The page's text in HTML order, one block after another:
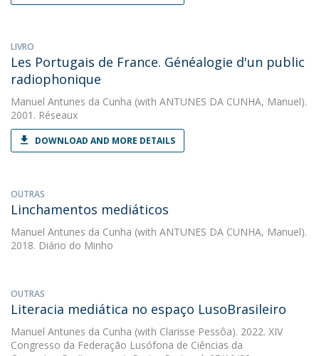
LIVRO
Les Portugais de France. Généalogie d'un public
radiophonique
Manuel Antunes da Cunha (with ANTUNES DA CUNHA, Manuel).
2001. Réseaux
DOWNLOAD AND MORE DETAILS
OUTRAS
Linchamentos mediáticos
Manuel Antunes da Cunha (with ANTUNES DA CUNHA, Manuel).
2018. Diário do Minho
OUTRAS
Literacia mediática no espaço LusoBrasileiro
Manuel Antunes da Cunha (with Clarisse Pessôa). 2022. XIV
Congresso da Federação Lusófona de Ciências da